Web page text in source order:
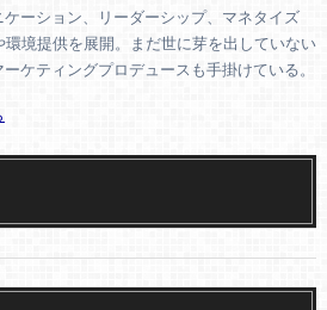
ーション、リーダーシップ、マネタイズ
境提供を展開。まだ世に芽を出していない
ケティングプロデュースも手掛けている。